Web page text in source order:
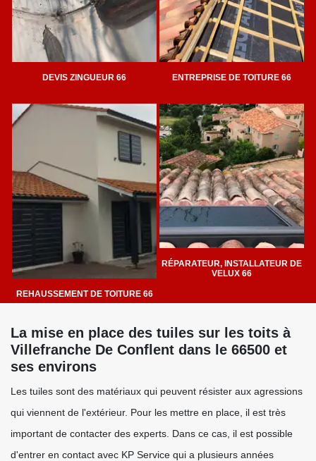
DEVIS ZINGUEUR 66 ENTREPRISE DE TOITURE 66
REHAUSSEMENT DE TOITURE 66
RÉPARATEUR, INSTALLATEUR DE
VELUX 66
La mise en place des tuiles sur les toits à
Villefranche De Conflent dans le 66500 et
ses environs
Les tuiles sont des matériaux qui peuvent résister aux agressions
qui viennent de l'extérieur. Pour les mettre en place, il est très
important de contacter des experts. Dans ce cas, il est possible
d'entrer en contact avec KP Service qui a plusieurs années